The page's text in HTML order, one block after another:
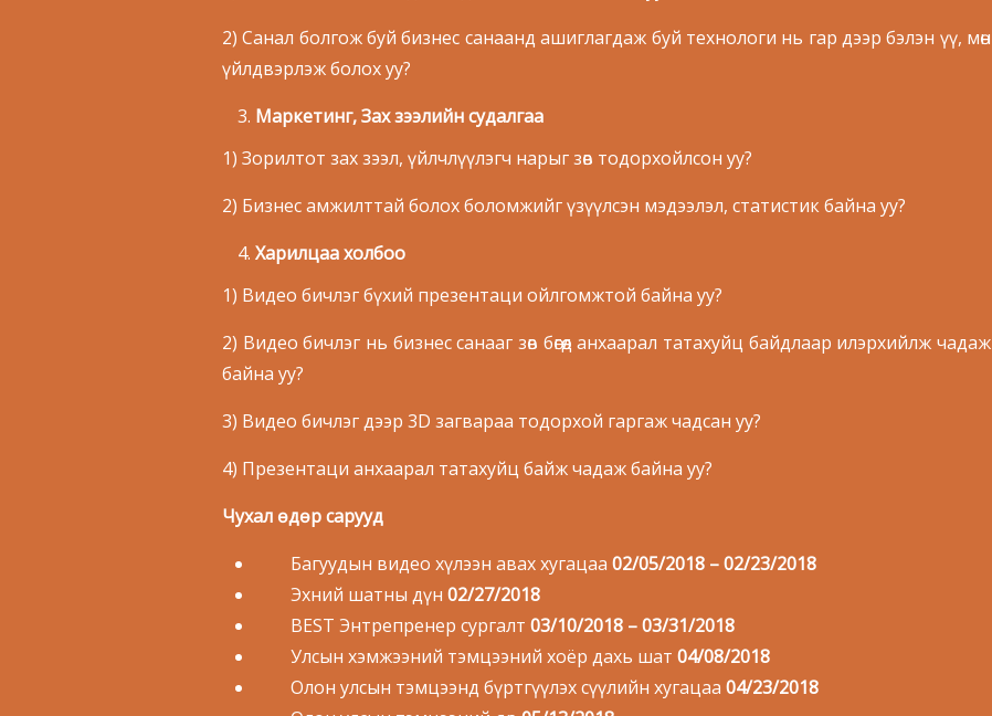
2) Санал болгож буй бизнес санаанд ашиглагдаж буй технологи нь гар дээр бэлэн үү, мөн
үйлдвэрлэж болох уу?
Маркетинг, Зах зээлийн судалгаа
1) Зорилтот зах зээл, үйлчлүүлэгч нарыг зөв тодорхойлсон уу?
2) Бизнес амжилттай болох боломжийг үзүүлсэн мэдээлэл, статистик байна уу?
Харилцаа холбоо
1) Видео бичлэг бүхий презентаци ойлгомжтой байна уу?
2) Видео бичлэг нь бизнес санааг зөв бөгөөд анхаарал татахуйц байдлаар илэрхийлж чадаж
байна уу?
3) Видео бичлэг дээр 3D загвараа тодорхой гаргаж чадсан уу?
4) Презентаци анхаарал татахуйц байж чадаж байна уу?
Чухал өдөр сарууд
Багуудын видео хүлээн авах хугацаа 02/05/2018 – 02/23/2018
Эхний шатны дүн 02/27/2018
BEST Энтрепренер сургалт 03/10/2018 – 03/31/2018
Улсын хэмжээний тэмцээний хоёр дахь шат 04/08/2018
Олон улсын тэмцээнд бүртгүүлэх сүүлийн хугацаа 04/23/2018